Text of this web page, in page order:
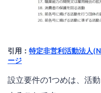
引用： 特定非営利活動法人
ージ
設立要件の1つめは、活